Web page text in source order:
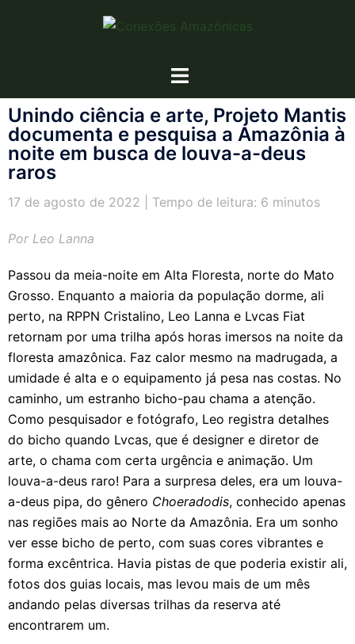
Unindo ciência e arte, Projeto Mantis
documenta e pesquisa a Amazônia à
noite em busca de louva-a-deus
raros
17 de agosto de 2022 | Tempo de leitura: 6 minutos
Por Leo Lanna
Passou da meia-noite em Alta Floresta, norte do Mato
Grosso. Enquanto a maioria da população dorme, ali
perto, na RPPN Cristalino, Leo Lanna e Lvcas Fiat
retornam por uma trilha após horas imersos na noite da
floresta amazônica. Faz calor mesmo na madrugada, a
umidade é alta e o equipamento já pesa nas costas. No
caminho, um estranho bicho-pau chama a atenção.
Como pesquisador e fotógrafo, Leo registra detalhes
do bicho quando Lvcas, que é designer e diretor de
arte, o chama com certa urgência e animação. Um
louva-a-deus raro! Para a surpresa deles, era um louva-
a-deus pipa, do gênero Choeradodis, conhecido apenas
nas regiões mais ao Norte da Amazônia. Era um sonho
ver esse bicho de perto, com suas cores vibrantes e
forma excêntrica. Havia pistas de que poderia existir ali,
fotos dos guias locais, mas levou mais de um mês
andando pelas diversas trilhas da reserva até
encontrarem um.